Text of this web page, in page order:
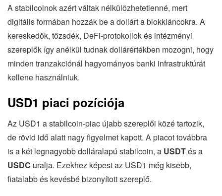
A stabilcoinok azért váltak nélkülözhetetlenné, mert
digitális formában hozzák be a dollárt a blokkláncokra. A
kereskedők, tőzsdék, DeFi-protokollok és intézményi
szereplők így anélkül tudnak dollárértékben mozogni, hogy
minden tranzakciónál hagyományos banki infrastruktúrát
kellene használniuk.
USD1 piaci pozíciója
Az USD1 a stabilcoin-piac újabb szereplői közé tartozik,
de rövid idő alatt nagy figyelmet kapott. A piacot továbbra
is a két legnagyobb dolláralapú stabilcoin, a USDTés a
USDC uralja. Ezekhez képest az USD1 még kisebb,
fiatalabb és kevésbé bizonyított szereplő.